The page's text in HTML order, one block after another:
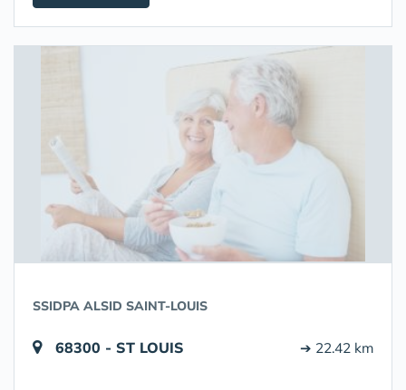
SSIDPA ALSID SAINT-LOUIS
68300 - ST LOUIS ➔ 22.42 km